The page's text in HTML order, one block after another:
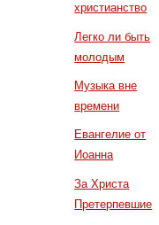
христианство
Легко ли быть
молодым
Музыка вне
времени
Евангелие от
Иоанна
За Христа
Претерпевшие